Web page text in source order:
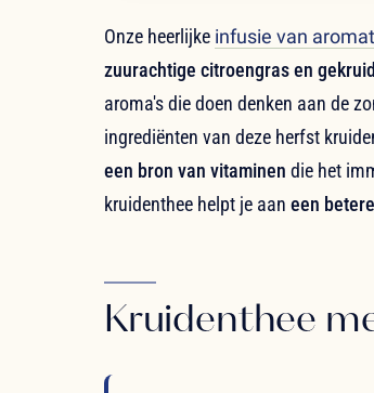
Onze heerlijke infusie van
zuurachtige citroengras en
aroma's die doen denken aan de
ingrediënten van deze herfst
een bron van vitaminen die het
kruidenthee helpt je aan een
Kruidenthee